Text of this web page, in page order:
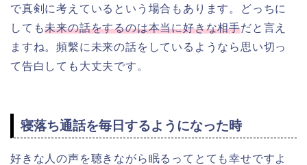
で真剣に考えているという場合もあります。どっちに
しても未来の話をするのは本当に好きな相手だと言え
ますね。頻繫に未来の話をしているようなら思い切っ
て告白しても大丈夫です。
寝落ち通話を毎日するようになった時
好きな人の声を聴きながら眠るってとても幸せですよ